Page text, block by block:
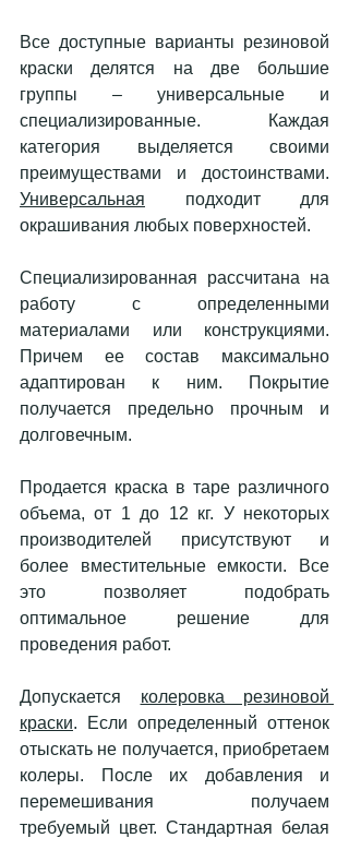
Все доступные варианты резиновой
краски делятся на две большие
группы – универсальные и
специализированные. Каждая
категория выделяется своими
Универсальная подходит для
окрашивания любых поверхностей.
Специализированная рассчитана на
работу с определенными
материалами или конструкциями.
Причем ее состав максимально
адаптирован к ним. Покрытие
получается предельно прочным и
долговечным.
Продается краска в таре различного
объема, от 1 до 12 кг. У некоторых
производителей присутствуют и
более вместительные емкости. Все
это позволяет подобрать
оптимальное решение для
проведения работ.
Допускается колеровка резиновой
краски. Если определенный оттенок
отыскать не получается, приобретаем
колеры. После их добавления и
перемешивания получаем
требуемый цвет. Стандартная белая